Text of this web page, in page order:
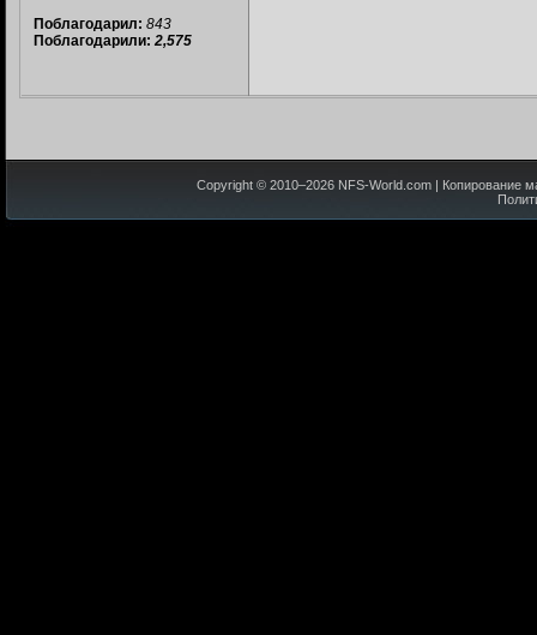
Поблагодарил: 843
Поблагодарили: 2,575
Copyright © 2010–2026 NFS-World.com | Копирование